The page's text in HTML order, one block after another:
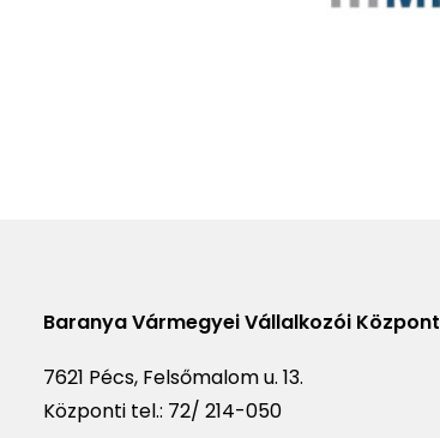
Baranya Vármegyei Vállalkozói Központ
7621 Pécs, Felsőmalom u. 13.
Központi tel.: 72/ 214-050